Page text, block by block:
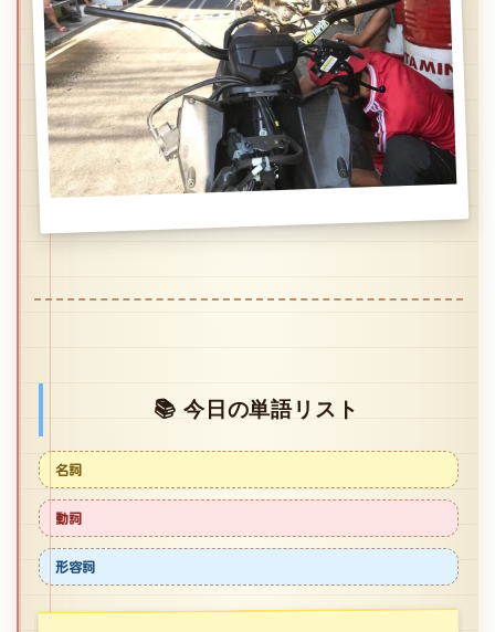
📚 今日の単語リスト
名詞
動詞
形容詞